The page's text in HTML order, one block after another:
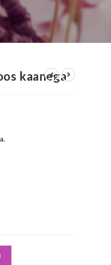
kaanega